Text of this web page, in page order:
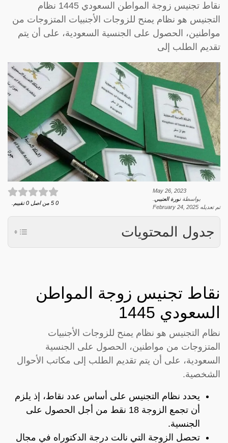
نقاط تجنيس زوجة المواطن السعودي 1445 نظام
التجنيس هو نظام يمنح للزوجات الأجنبيات المتزوجات من
مواطنين، الحصول على الجنسية السعودية، على أن يتم
تقديم الطلب إلى
May 26, 2023
بواسطةنورة العتيبي
تم تعديله February 24, 2025
0
5 من اصل 0 تقييم.
جدول المحتويات
نقاط تجنيس زوجة المواطن
السعودي 1445
نظام التجنيس هو نظام يمنح للزوجات الأجنبيات
المتزوجات من مواطنين، الحصول على الجنسية
السعودية، على أن يتم تقديم الطلب إلى مكاتب الأحوال
الشخصية.
يحدد نظام التجنيس على أساس عدد نقاط، إذ يلزم
أن تجمع الزوجة 18 نقط من أجل الحصول على
الجنسية.
تحصل الزوجة التي نالت درجة الدكتوراه في مجال